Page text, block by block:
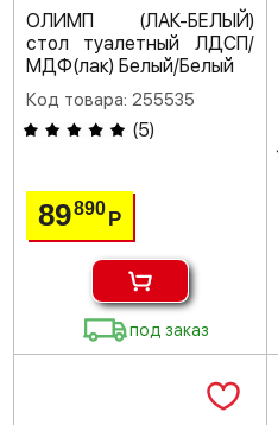
ОЛИМП (ЛАК-БЕЛЫЙ)
стол туалетный ЛДСП/
МДФ(лак) Белый/Белый
Код товара: 255535
(5)
89890Р
под заказ